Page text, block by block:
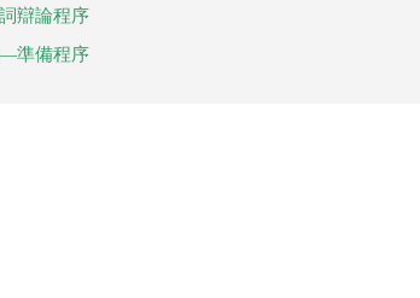
辯論程序
—準備程序